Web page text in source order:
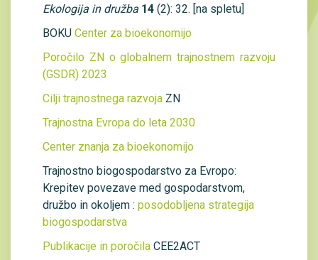
Ekologija in družba 14 (2): 32. [na spletu]
BOKU Center za bioekonomijo
Poročilo ZN o globalnem trajnostnem razvoju
(GSDR) 2023
Cilji trajnostnega razvoja ZN
Trajnostna Evropa do leta 2030
Center znanja za bioekonomijo
Trajnostno biogospodarstvo za Evropo:
Krepitev povezave med gospodarstvom,
družbo in okoljem : posodobljena strategija
biogospodarstva
Publikacije in poročila CEE2ACT